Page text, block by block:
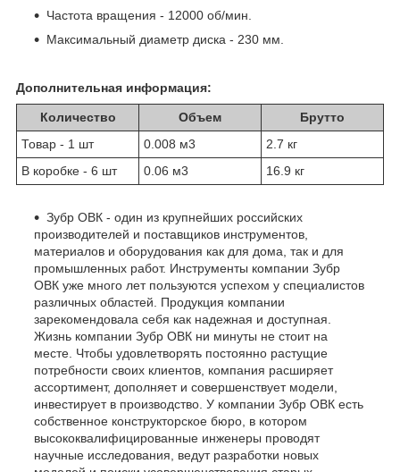
Частота вращения - 12000 об/мин.
Максимальный диаметр диска - 230 мм.
Дополнительная информация:
Количество Объем
Брутто
Товар - 1 шт
0.008 м3
2.7 кг
В коробке - 6 шт
0.06 м3 16.9 кг
Зубр ОВК - один из крупнейших российских
производителей и поставщиков инструментов,
материалов и оборудования как для дома, так и для
промышленных работ. Инструменты компании Зубр
ОВК уже много лет пользуются успехом у специалистов
различных областей. Продукция компании
зарекомендовала себя как надежная и доступная.
Жизнь компании Зубр ОВК ни минуты не стоит на
месте. Чтобы удовлетворять постоянно растущие
потребности своих клиентов, компания расширяет
ассортимент, дополняет и совершенствует модели,
инвестирует в производство. У компании Зубр ОВК есть
собственное конструкторское бюро, в котором
высококвалифицированные инженеры проводят
научные исследования, ведут разработки новых